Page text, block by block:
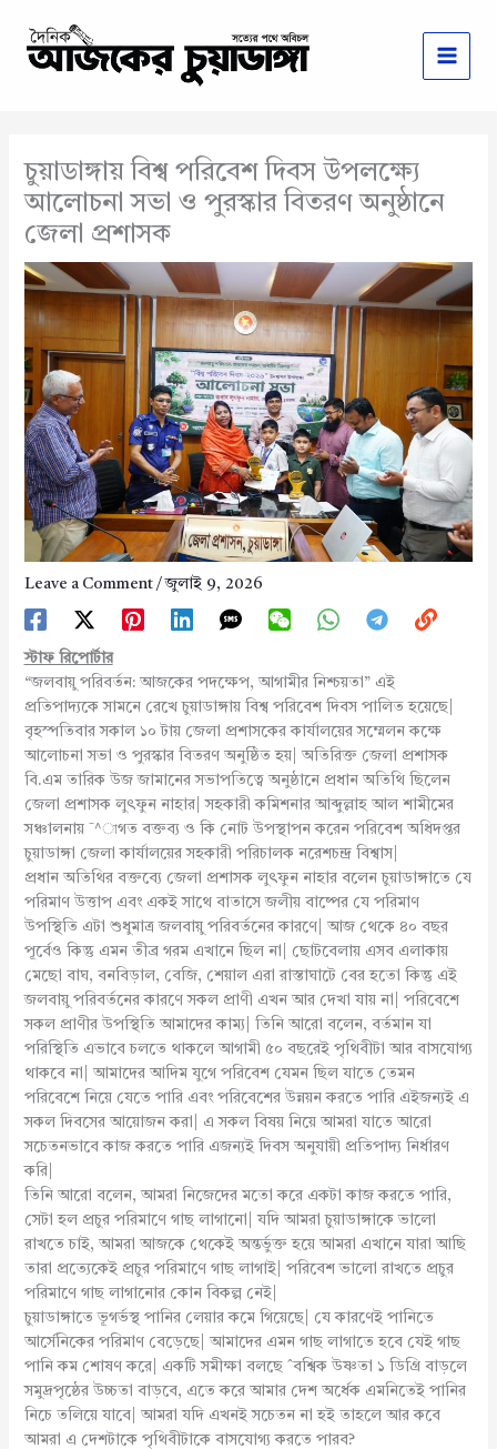
content
চুয়াডাঙ্গায় বিশ্ব পরিবেশ দিবস উপলক্ষ্যে
আলোচনা সভা ও পুরস্কার বিতরণ অনুষ্ঠানে
জেলা প্রশাসক
Leave a Comment /জুলাই 9, 2026
স্টাফ রিপোর্টার
“জলবায়ু পরিবর্তন: আজকের পদক্ষেপ, আগামীর নিশ্চয়তা” এই
প্রতিপাদ্যকে সামনে রেখে চুয়াডাঙ্গায় বিশ্ব পরিবেশ দিবস পালিত হয়েছে|
বৃহস্পতিবার সকাল ১০ টায় জেলা প্রশাসকের কার্যালয়ের সম্মেলন কক্ষে
আলোচনা সভা ও পুরস্কার বিতরণ অনুষ্ঠিত হয়| অতিরিক্ত জেলা প্রশাসক
বি.এম তারিক উজ জামানের সভাপতিত্বে অনুষ্ঠানে প্রধান অতিথি ছিলেন
জেলা প্রশাসক লুৎফুন নাহার| সহকারী কমিশনার আব্দুল্লাহ আল শামীমের
সঞ্চালনায় ¯^াগত বক্তব্য ও কি নোট উপস্থাপন করেন পরিবেশ অধিদপ্তর
চুয়াডাঙ্গা জেলা কার্যালয়ের সহকারী পরিচালক নরেশচন্দ্র বিশ্বাস|
প্রধান অতিথির বক্তব্যে জেলা প্রশাসক লুৎফুন নাহার বলেন চুয়াডাঙ্গাতে যে
পরিমাণ উত্তাপ এবং একই সাথে বাতাসে জলীয় বাষ্পের যে পরিমাণ
উপস্থিতি এটা শুধুমাত্র জলবায়ু পরিবর্তনের কারণে| আজ থেকে ৪০ বছর
পূর্বেও কিন্তু এমন তীব্র গরম এখানে ছিল না| ছোটবেলায় এসব এলাকায়
মেছো বাঘ, বনবিড়াল, বেজি, শেয়াল এরা রাস্তাঘাটে বের হতো কিন্তু এই
জলবায়ু পরিবর্তনের কারণে সকল প্রাণী এখন আর দেখা যায় না| পরিবেশে
সকল প্রাণীর উপস্থিতি আমাদের কাম্য| তিনি আরো বলেন, বর্তমান যা
পরিস্থিতি এভাবে চলতে থাকলে আগামী ৫০ বছরেই পৃথিবীটা আর বাসযোগ্য
থাকবে না| আমাদের আদিম যুগে পরিবেশ যেমন ছিল যাতে তেমন
পরিবেশে নিয়ে যেতে পারি এবং পরিবেশের উন্নয়ন করতে পারি এইজন্যই এ
সকল দিবসের আয়োজন করা| এ সকল বিষয় নিয়ে আমরা যাতে আরো
সচেতনভাবে কাজ করতে পারি এজন্যই দিবস অনুযায়ী প্রতিপাদ্য নির্ধারণ
করি|
তিনি আরো বলেন, আমরা নিজেদের মতো করে একটা কাজ করতে পারি,
সেটা হল প্রচুর পরিমাণে গাছ লাগানো| যদি আমরা চুয়াডাঙ্গাকে ভালো
রাখতে চাই, আমরা আজকে থেকেই অন্তর্ভুক্ত হয়ে আমরা এখানে যারা আছি
তারা প্রত্যেকেই প্রচুর পরিমাণে গাছ লাগাই| পরিবেশ ভালো রাখতে প্রচুর
পরিমাণে গাছ লাগানোর কোন বিকল্প নেই|
চুয়াডাঙ্গাতে ভূগর্ভস্থ পানির লেয়ার কমে গিয়েছে| যে কারণেই পানিতে
আর্সেনিকের পরিমাণ বেড়েছে| আমাদের এমন গাছ লাগাতে হবে যেই গাছ
পানি কম শোষণ করে| একটি সমীক্ষা বলছে ˆবশ্বিক উষ্ণতা ১ ডিগ্রি বাড়লে
সমুদ্রপৃষ্ঠের উচ্চতা বাড়বে, এতে করে আমার দেশ অর্ধেক এমনিতেই পানির
নিচে তলিয়ে যাবে| আমরা যদি এখনই সচেতন না হই তাহলে আর কবে
আমরা এ দেশটাকে পৃথিবীটাকে বাসযোগ্য করতে পারব?